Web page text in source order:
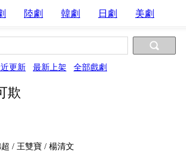
陸劇 韓劇 日劇 美劇
更新 最新上架 全部戲劇
欺
超 / 王雙寶 / 楊清文